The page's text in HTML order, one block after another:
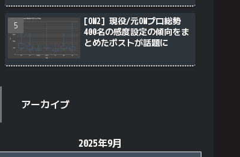
[OW2] 現役/元OWプロ総勢
400名の感度設定の傾向をま
とめたポストが話題に
アーカイブ
2025年9月